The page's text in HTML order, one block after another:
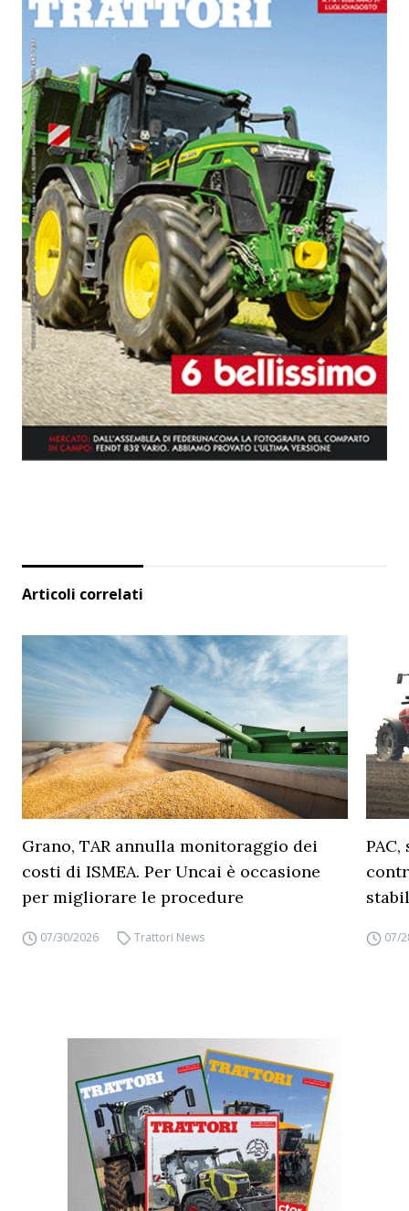
Articoli correlati
Grano, TAR annulla monitoraggio dei
costi di ISMEA. Per Uncai è occasione
per migliorare le procedure
07/30/2026 Trattori News 07/